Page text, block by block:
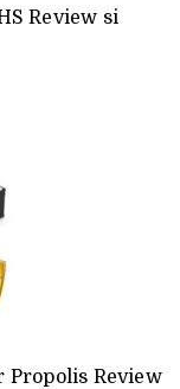
Review si
Propolis Review